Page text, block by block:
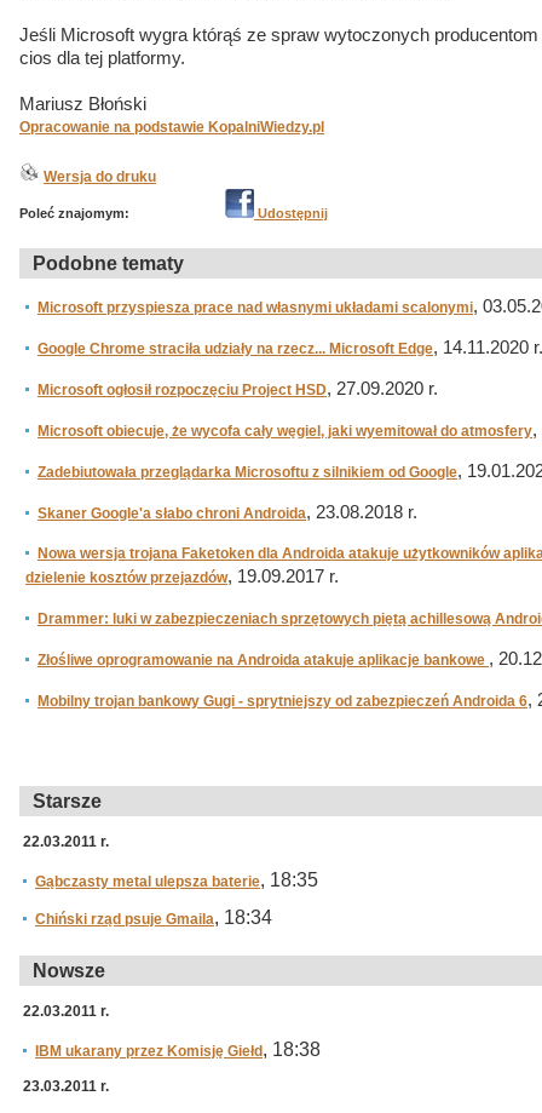
Jeśli Microsoft wygra którąś ze spraw wytoczonych
cios dla tej platformy.
Mariusz Błoński
Opracowanie na podstawie KopalniWiedzy.pl
Wersja do druku
Poleć znajomym: Udostępnij
Podobne tematy
Microsoft przyspiesza prace nad własnymi układami scalonymi,
Google Chrome straciła udziały na rzecz... Microsoft Edge, 14.11.2020 r.
Microsoft ogłosił rozpoczęciu Project HSD, 27.09.2020 r.
Microsoft obiecuje, że wycofa cały węgiel, jaki wyemitował do atmosfery,
Zadebiutowała przeglądarka Microsoftu z silnikiem od Google,
Skaner Google'a słabo chroni Androida, 23.08.2018 r.
Nowa wersja trojana Faketoken dla Androida atakuje użytkowników
dzielenie kosztów przejazdów, 19.09.2017 r.
Drammer: luki w zabezpieczeniach sprzętowych piętą achillesową
Złośliwe oprogramowanie na Androida atakuje aplikacje bankowe ,
Mobilny trojan bankowy Gugi - sprytniejszy od zabezpieczeń Androida 6,
Starsze
22.03.2011 r.
Gąbczasty metal ulepsza baterie, 18:35
Chiński rząd psuje Gmaila, 18:34
Nowsze
22.03.2011 r.
IBM ukarany przez Komisję Giełd , 18:38
23.03.2011 r.